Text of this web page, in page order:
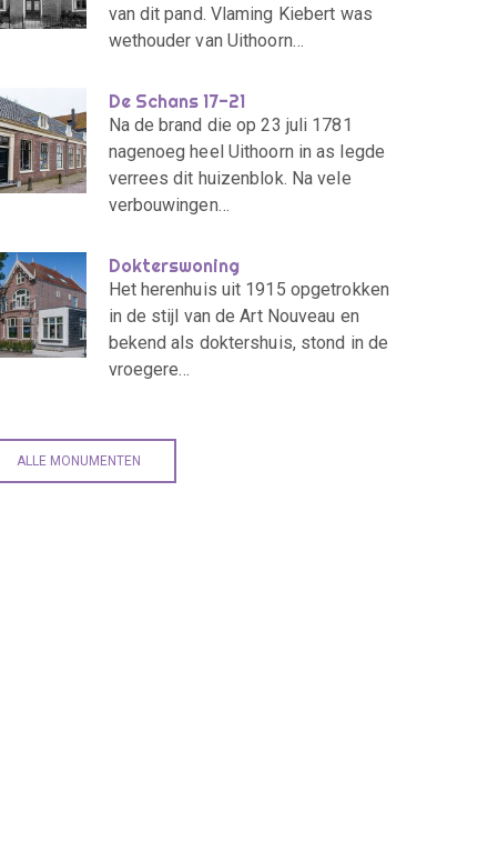
van dit pand. Vlaming Kiebert was
wethouder van Uithoorn…
De Schans 17-21
Na de brand die op 23 juli 1781
nagenoeg heel Uithoorn in as legde
verrees dit huizenblok. Na vele
verbouwingen…
Dokterswoning
Het herenhuis uit 1915 opgetrokken
in de stijl van de Art Nouveau en
bekend als doktershuis, stond in de
vroegere…
ALLE MONUMENTEN